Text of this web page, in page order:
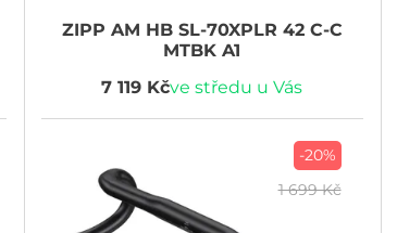
ZIPP AM HB SL-70XPLR 42 C-C
MTBK A1
7 119 Kčve středu u Vás
-20%
1 699 Kč